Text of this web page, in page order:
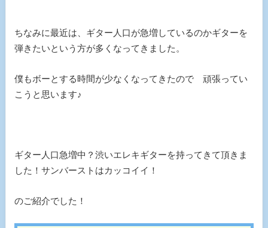
ちなみに最近は、ギター人口が急増しているのかギターを
弾きたいという方が多くなってきました。
僕もボーとする時間が少なくなってきたので 頑張ってい
こうと思います♪
ギター人口急増中？渋いエレキギターを持ってきて頂きま
した！サンバーストはカッコイイ！
のご紹介でした！